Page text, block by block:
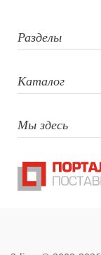
Разделы
Каталог
Мы здесь